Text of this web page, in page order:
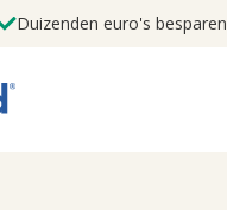
Duizenden euro's besparen